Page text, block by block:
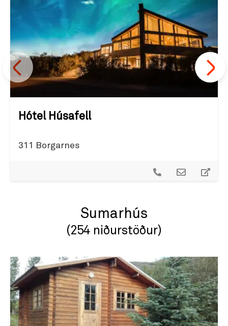
Hótel Húsafell
311 Borgarnes
Sumarhús
(254 niðurstöður)